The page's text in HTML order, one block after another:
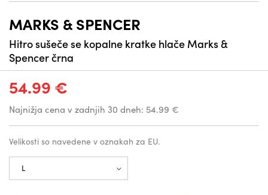
MARKS & SPENCER
Hitro sušeče se kopalne kratke hlače Marks &
Spencer črna
54.99 €
Najnižja cena v zadnjih 30 dneh: 54.99 €
Velikosti so navedene v oznakah za EU.